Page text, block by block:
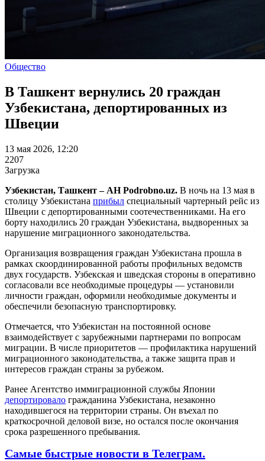
Общество
В Ташкент вернулись 20 граждан
Узбекистана, депортированных из
Швеции
13 мая 2026, 12:20
2207
Загрузка
Узбекистан, Ташкент – АН Podrobno.uz. В ночь на 13 мая в
столицу Узбекистана прибыл специальный чартерный рейс из
Швеции с депортированными соотечественниками. На его
борту находились 20 граждан Узбекистана, выдворенных за
нарушение миграционного законодательства.
Организация возвращения граждан Узбекистана прошла в
рамках скоординированной работы профильных ведомств
двух государств. Узбекская и шведская стороны в оперативно
согласовали все необходимые процедуры — установили
личности граждан, оформили необходимые документы и
обеспечили безопасную транспортировку.
Отмечается, что Узбекистан на постоянной основе
взаимодействует с зарубежными партнерами по вопросам
миграции. В числе приоритетов — профилактика нарушений
миграционного законодательства, а также защита прав и
интересов граждан страны за рубежом.
Ранее Агентство иммиграционной службы Японии
депортировало гражданина Узбекистана, незаконно
находившегося на территории страны. Он въехал по
краткосрочной деловой визе, но остался после окончания
срока разрешенного пребывания.
Самые быстрые новости в Телеграм.